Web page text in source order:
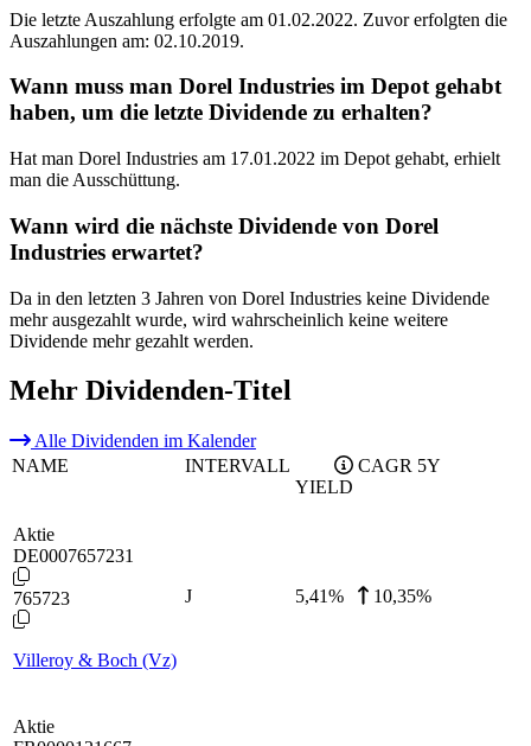
Die letzte Auszahlung erfolgte am 01.02.2022. Zuvor erfolgten die
Auszahlungen am: 02.10.2019.
Wann muss man Dorel Industries im Depot gehabt
haben, um die letzte Dividende zu erhalten?
Hat man Dorel Industries am 17.01.2022 im Depot gehabt, erhielt
man die Ausschüttung.
Wann wird die nächste Dividende von Dorel
Industries erwartet?
Da in den letzten 3 Jahren von Dorel Industries keine Dividende
mehr ausgezahlt wurde, wird wahrscheinlich keine weitere
Dividende mehr gezahlt werden.
Mehr Dividenden-Titel
Alle Dividenden im Kalender
NAME
INTERVALL
YIELD
CAGR 5Y
Aktie
DE0007657231
765723
Villeroy & Boch (Vz)
J 5,41% 10,35%
Aktie